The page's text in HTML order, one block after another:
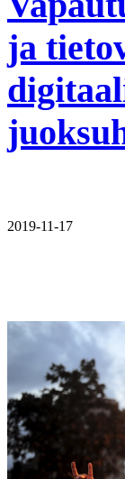
ja
2019-11-17